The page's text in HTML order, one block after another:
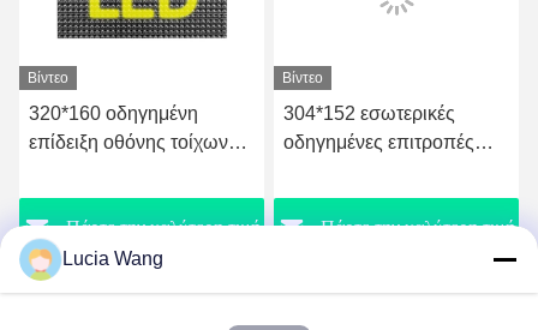
Βίντεο
320*160 οδηγημένη
επίδειξη οθόνης τοίχων
οδηγήσεων χρώματος
SDK εσωτερική
Πάρτε την καλύτερη τιμή
Βίντεο
304*152 εσωτερικές
οδηγημένες επιτροπές
SDK των οδηγήσεων
χρώματος
Πάρτε την καλύτερη τιμή
Lucia Wang